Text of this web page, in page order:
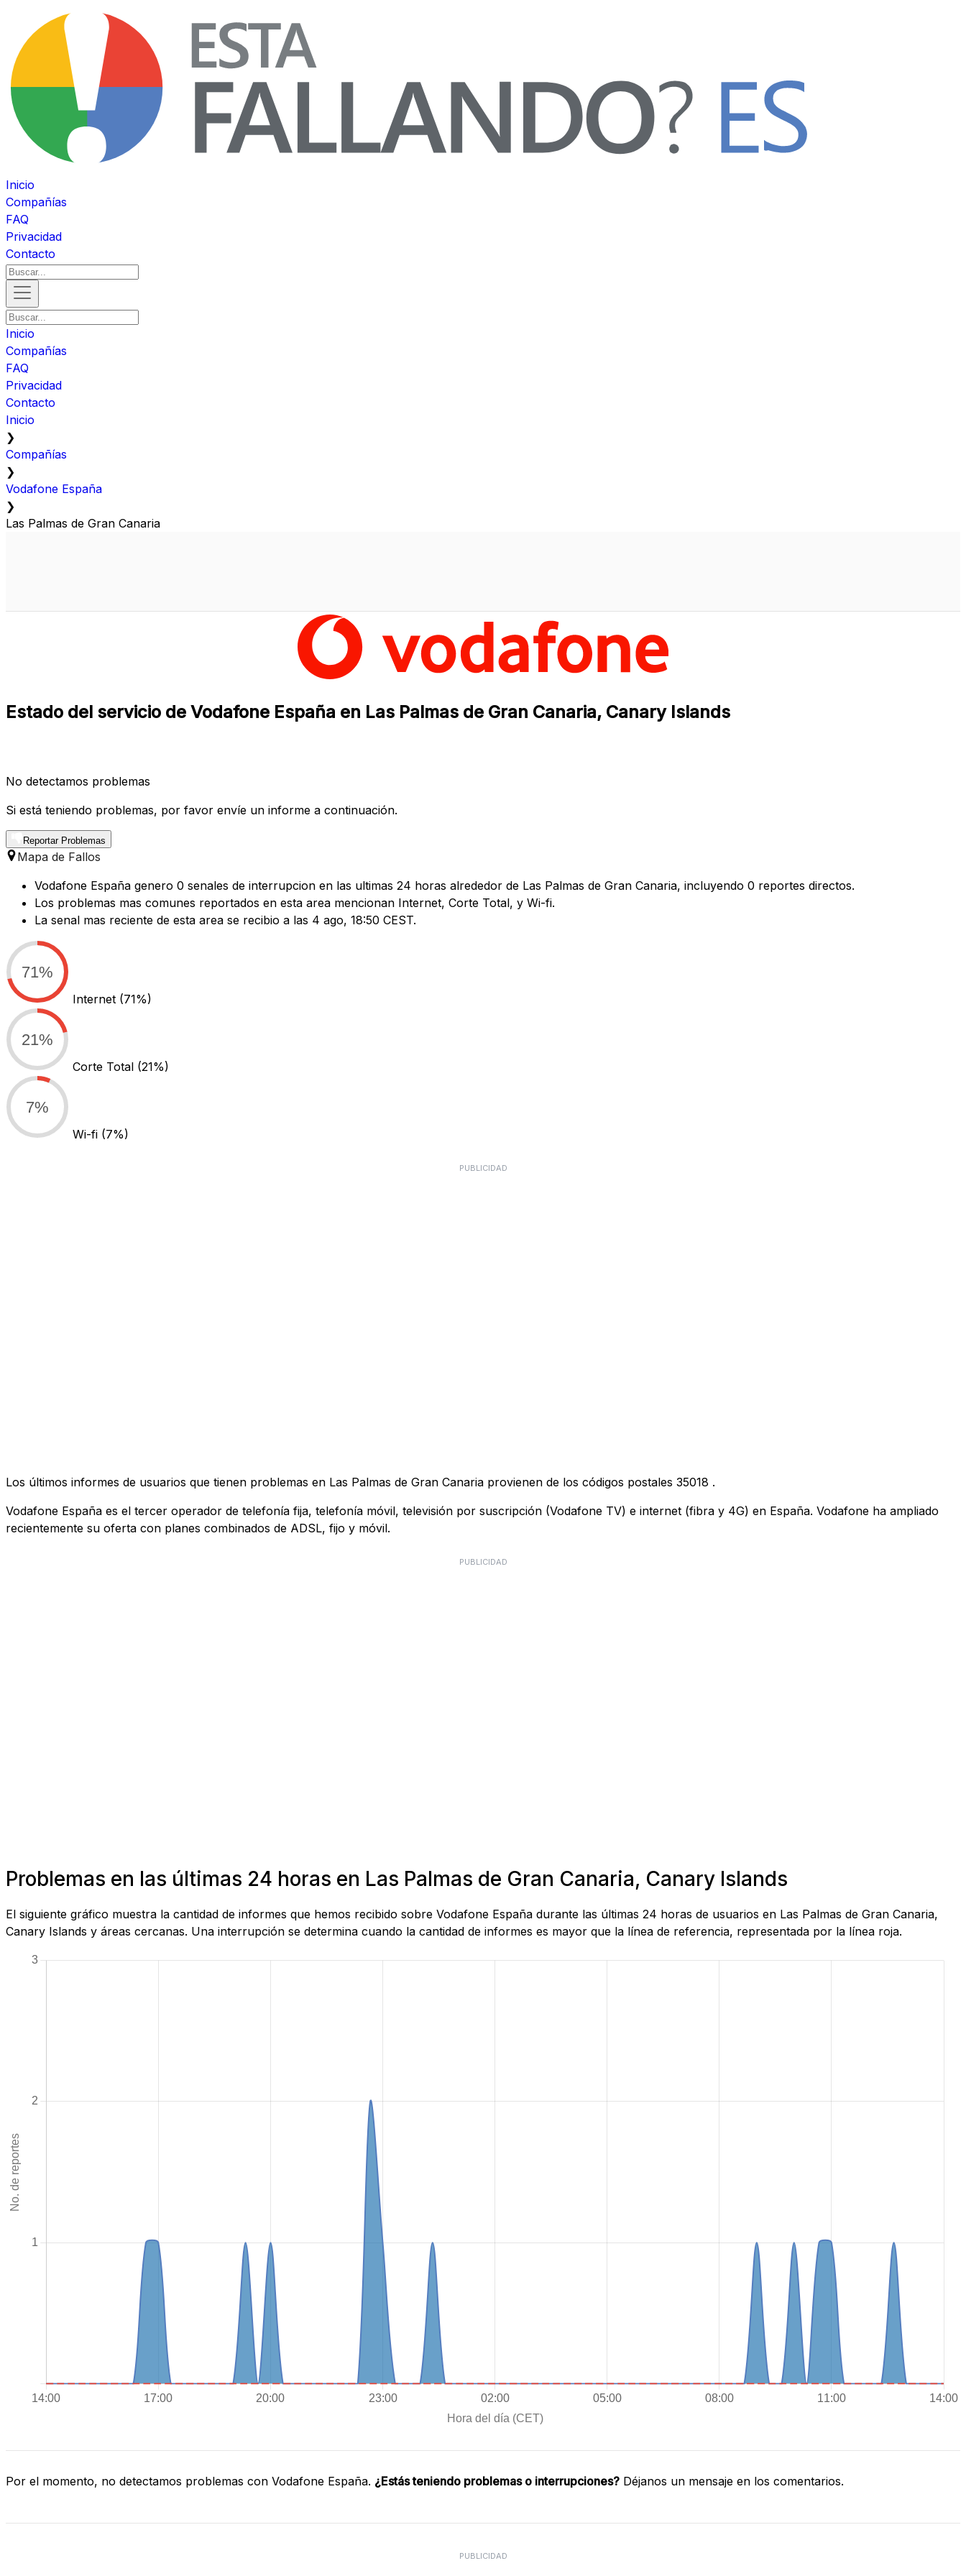
Inicio
Compañías
FAQ
Privacidad
Contacto
Inicio
Compañías
FAQ
Privacidad
Contacto
Inicio
❯
Compañías
❯
Vodafone España
❯
Las Palmas de Gran Canaria
Estado del servicio de Vodafone España en Las Palmas de Gran Canaria, Canary Islands
No detectamos problemas
Si está teniendo problemas, por favor envíe un informe a continuación.
Reportar Problemas
Mapa de Fallos
Vodafone España genero 0 senales de interrupcion en las ultimas 24 horas alrededor de Las Palmas de Gran Canaria, incluyendo 0 reportes directos.
Los problemas mas comunes reportados en esta area mencionan Internet, Corte Total, y Wi-fi.
La senal mas reciente de esta area se recibio a las 4 ago, 18:50 CEST.
71%
Internet (71%)
21%
Corte Total (21%)
7%
Wi-fi (7%)
PUBLICIDAD
Los últimos informes de usuarios que tienen problemas en Las Palmas de Gran Canaria provienen de los códigos postales 35018 .
Vodafone España es el tercer operador de telefonía fija, telefonía móvil, televisión por suscripción (Vodafone TV) e internet (fibra y 4G) en España. Vodafone ha ampliado
recientemente su oferta con planes combinados de ADSL, fijo y móvil.
PUBLICIDAD
Problemas en las últimas 24 horas en Las Palmas de Gran Canaria, Canary Islands
El siguiente gráfico muestra la cantidad de informes que hemos recibido sobre Vodafone España durante las últimas 24 horas de usuarios en Las Palmas de Gran Canaria,
Canary Islands y áreas cercanas. Una interrupción se determina cuando la cantidad de informes es mayor que la línea de referencia, representada por la línea roja.
Por el momento, no detectamos problemas con Vodafone España. ¿Estás teniendo problemas o interrupciones? Déjanos un mensaje en los comentarios.
PUBLICIDAD